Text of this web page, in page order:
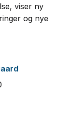
viser ny
og nye